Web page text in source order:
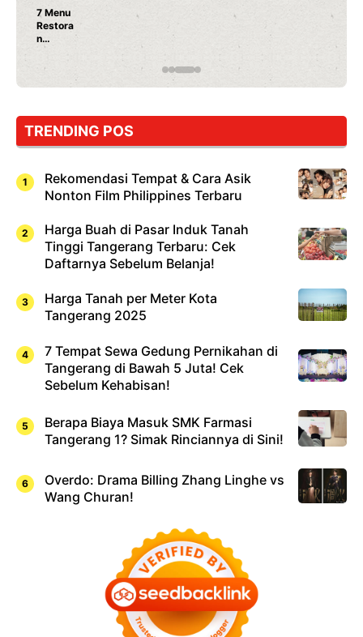
Nunung Srimulat & Vicky Prasetyo Buka Restoran
Rahasia Mami Bikin Nagih!
TRENDING POS
Rekomendasi Tempat & Cara Asik
Nonton Film Philippines Terbaru
Harga Buah di Pasar Induk Tanah
Tinggi Tangerang Terbaru: Cek
Daftarnya Sebelum Belanja!
Harga Tanah per Meter Kota
Tangerang 2025
7 Tempat Sewa Gedung Pernikahan di
Tangerang di Bawah 5 Juta! Cek
Sebelum Kehabisan!
Berapa Biaya Masuk SMK Farmasi
Tangerang 1? Simak Rinciannya di Sini!
Overdo: Drama Billing Zhang Linghe vs
Wang Churan!